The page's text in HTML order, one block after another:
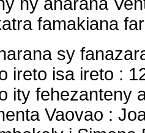
famakiana
sy
ireto isa ireto :
ity fehezanteny
Vaovao :